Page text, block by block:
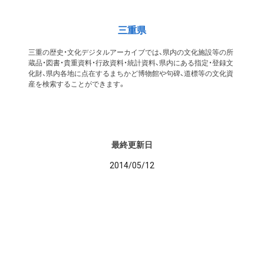
三重県
三重の歴史・文化デジタルアーカイブでは、県内の文化施設等の所
蔵品・図書・貴重資料・行政資料・統計資料、県内にある指定・登録文
化財、県内各地に点在するまちかど博物館や句碑、道標等の文化資
産を検索することができます。
最終更新日
2014/05/12